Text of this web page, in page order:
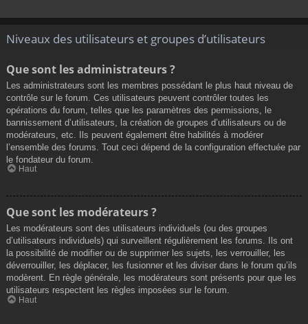
Niveaux des utilisateurs et groupes d’utilisateurs
Que sont les administrateurs ?
Les administrateurs sont les membres possédant le plus haut niveau de
contrôle sur le forum. Ces utilisateurs peuvent contrôler toutes les
opérations du forum, telles que les paramètres des permissions, le
bannissement d’utilisateurs, la création de groupes d’utilisateurs ou de
modérateurs, etc. Ils peuvent également être habilités à modérer
l’ensemble des forums. Tout ceci dépend de la configuration effectuée par
le fondateur du forum.
Haut
Que sont les modérateurs ?
Les modérateurs sont des utilisateurs individuels (ou des groupes
d’utilisateurs individuels) qui surveillent régulièrement les forums. Ils ont
la possibilité de modifier ou de supprimer les sujets, les verrouiller, les
déverrouiller, les déplacer, les fusionner et les diviser dans le forum qu’ils
modèrent. En règle générale, les modérateurs sont présents pour que les
utilisateurs respectent les règles imposées sur le forum.
Haut